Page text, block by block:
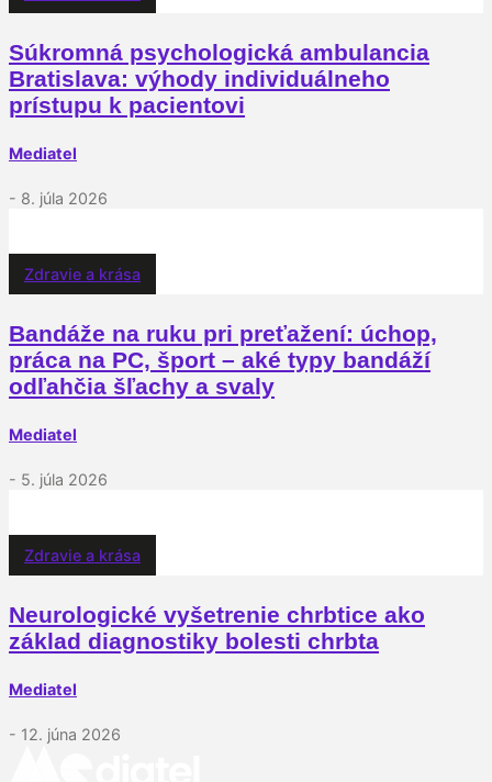
Súkromná psychologická ambulancia
Bratislava: výhody individuálneho
prístupu k pacientovi
Mediatel
- 8. júla 2026
Zdravie a krása
Bandáže na ruku pri preťažení: úchop,
práca na PC, šport – aké typy bandáží
odľahčia šľachy a svaly
Mediatel
- 5. júla 2026
Zdravie a krása
Neurologické vyšetrenie chrbtice ako
základ diagnostiky bolesti chrbta
Mediatel
- 12. júna 2026